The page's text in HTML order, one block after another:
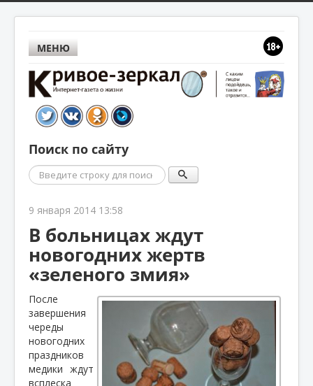
МЕНЮ
Поиск по сайту
Поиск
9 января 2014 13:58
В больницах ждут
новогодних жертв
«зеленого змия»
После
завершения
череды
новогодних
праздников
медики ждут
всплеска